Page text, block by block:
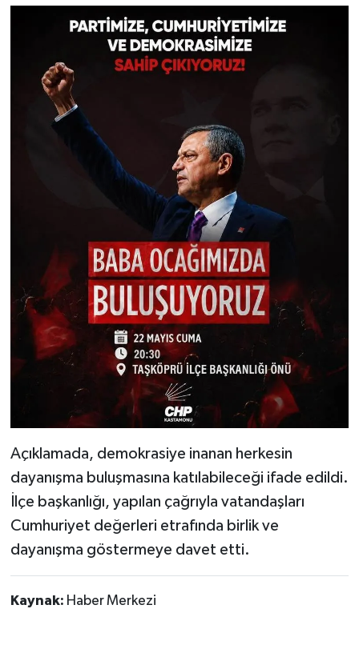
Açıklamada, demokrasiye inanan herkesin
dayanışma buluşmasına katılabileceği ifade edildi.
İlçe başkanlığı, yapılan çağrıyla vatandaşları
Cumhuriyet değerleri etrafında birlik ve
dayanışma göstermeye davet etti.
Kaynak: Haber Merkezi
Ulusal Haberler
Teknoloji Haberleri
Siyaset Haberleri
Dünya Haberleri
Yerel Haberler